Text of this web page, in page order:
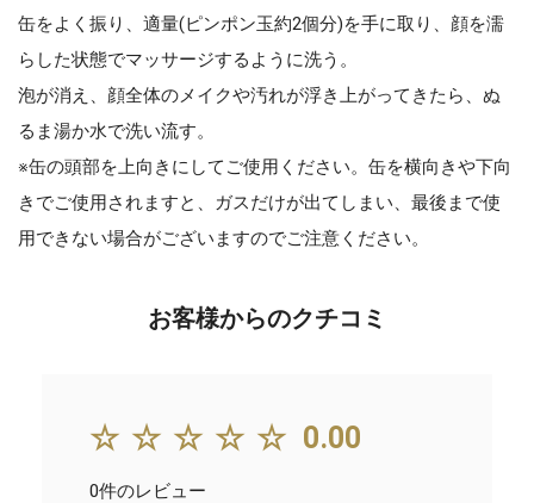
缶をよく振り、適量(ピンポン玉約2個分)を手に取り、顔を濡
らした状態でマッサージするように洗う。
泡が消え、顔全体のメイクや汚れが浮き上がってきたら、ぬ
るま湯か水で洗い流す。
※缶の頭部を上向きにしてご使用ください。缶を横向きや下向
きでご使用されますと、ガスだけが出てしまい、最後まで使
用できない場合がございますのでご注意ください。
お客様からのクチコミ
☆☆☆☆☆ 0.00
0件のレビュー